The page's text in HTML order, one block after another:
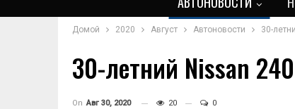
Домой 2020 Август Автоновости 30-
30-летний Nissan
On Авг 30, 2020 20 0